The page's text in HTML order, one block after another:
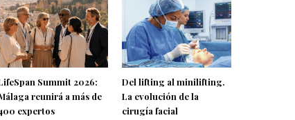
Summit 2026:
reunirá a más de
expertos
Del lifting al minilifting.
La evolución de la
cirugía facial